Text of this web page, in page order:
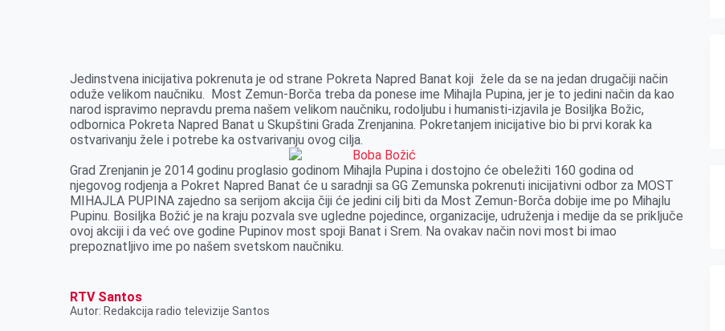
o
o
k
n
g
e
d
I
n
A
p
p
Jedinstvena inicijativa pokrenuta je od strane Pokreta Napred Banat koji žele da se na jedan drugačiji način
oduže velikom naučniku. Most Zemun-Borča treba da ponese ime Mihajla Pupina, jer je to jedini način da kao
narod ispravimo nepravdu prema našem velikom naučniku, rodoljubu i humanisti-izjavila je Bosiljka Božic,
odbornica Pokreta Napred Banat u Skupštini Grada Zrenjanina. Pokretanjem inicijative bio bi prvi korak ka
ostvarivanju žele i potrebe ka ostvarivanju ovog cilja.
Grad Zrenjanin je 2014 godinu proglasio godinom Mihajla Pupina i dostojno će obeležiti 160 godina od
njegovog rodjenja a Pokret Napred Banat će u saradnji sa GG Zemunska pokrenuti inicijativni odbor za MOST
MIHAJLA PUPINA zajedno sa serijom akcija čiji će jedini cilj biti da Most Zemun-Borča dobije ime po Mihajlu
Pupinu. Bosiljka Božić je na kraju pozvala sve ugledne pojedince, organizacije, udruženja i medije da se priključe
ovoj akciji i da već ove godine Pupinov most spoji Banat i Srem. Na ovakav način novi most bi imao
prepoznatljivo ime po našem svetskom naučniku.
RTV Santos
Autor: Redakcija radio televizije Santos